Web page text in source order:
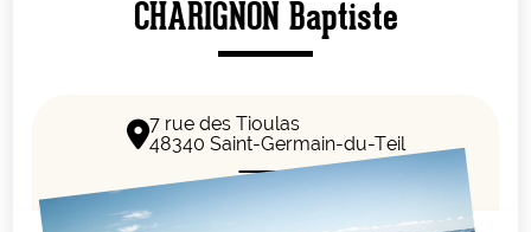
CHARIGNON Baptiste
7 rue des Tioulas
48340 Saint-Germain-du-Teil